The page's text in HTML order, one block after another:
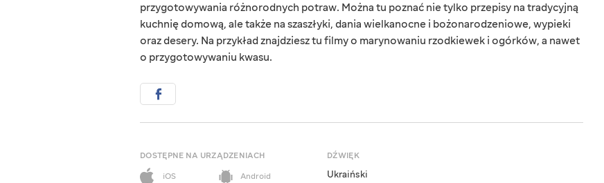
przygotowywania różnorodnych potraw. Można tu poznać nie tylko przepisy na tradycyjną
kuchnię domową, ale także na szaszłyki, dania wielkanocne i bożonarodzeniowe, wypieki
oraz desery. Na przykład znajdziesz tu filmy o marynowaniu rzodkiewek i ogórków, a nawet
o przygotowywaniu kwasu.
DOSTĘPNE NA URZĄDZENIACH
iOS
Android
DŹWIĘK
Ukraiński